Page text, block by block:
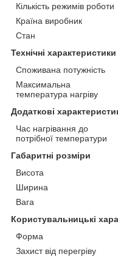
Кількість режимів роботи
Країна виробник
Стан
Технічні характеристики
Споживана потужність
Максимальна
температура нагріву
Додаткові
Час нагрівання до
потрібної температури
Габаритні розміри
Висота
Ширина
Вага
Користувальницькі
Форма
Захист від перегріву